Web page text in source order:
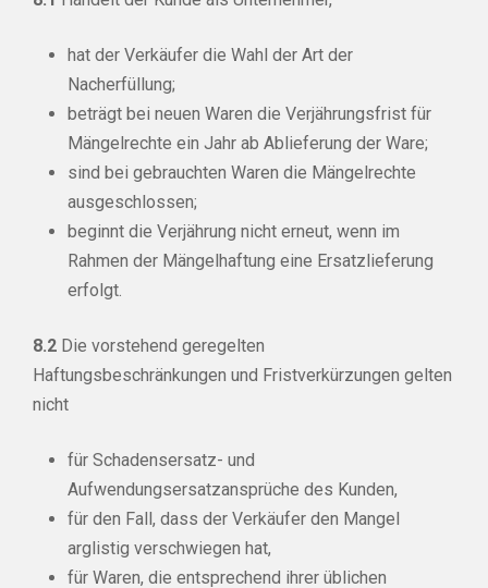
hat der Verkäufer die Wahl der Art der
Nacherfüllung;
beträgt bei neuen Waren die Verjährungsfrist für
Mängelrechte ein Jahr ab Ablieferung der Ware;
sind bei gebrauchten Waren die Mängelrechte
ausgeschlossen;
beginnt die Verjährung nicht erneut, wenn im
Rahmen der Mängelhaftung eine Ersatzlieferung
erfolgt.
8.2 Die vorstehend geregelten
Haftungsbeschränkungen und Fristverkürzungen gelten
nicht
für Schadensersatz- und
Aufwendungsersatzansprüche des Kunden,
für den Fall, dass der Verkäufer den Mangel
arglistig verschwiegen hat,
für Waren, die entsprechend ihrer üblichen